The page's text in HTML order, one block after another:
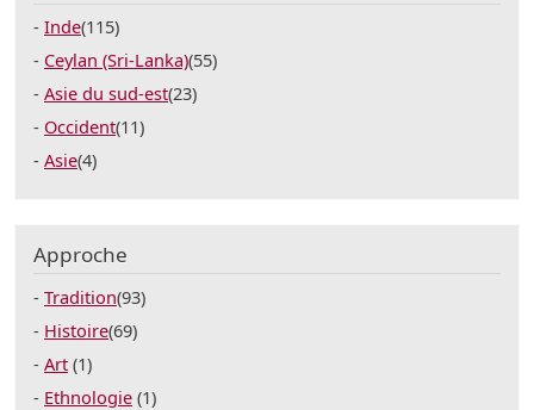
Inde(115)
Ceylan (Sri-Lanka)(55)
Asie du sud-est(23)
Occident(11)
Asie(4)
Approche
Tradition(93)
Histoire(69)
Art (1)
Ethnologie (1)